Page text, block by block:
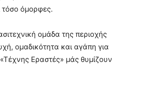
τόσο όμορφες.
ομάδα της περιοχής
ομαδικότητα και αγάπη για
Εραστές» μάς θυμίζουν